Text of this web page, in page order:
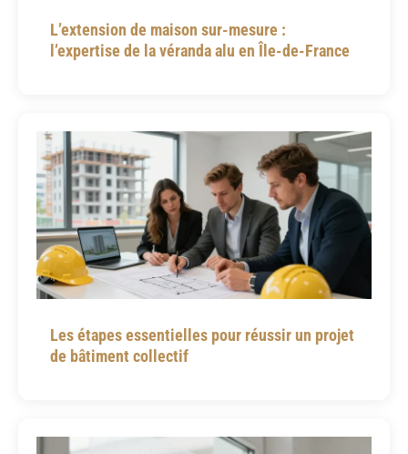
L’extension de maison sur-mesure :
l’expertise de la véranda alu en Île-de-France
Les étapes essentielles pour réussir un projet
de bâtiment collectif